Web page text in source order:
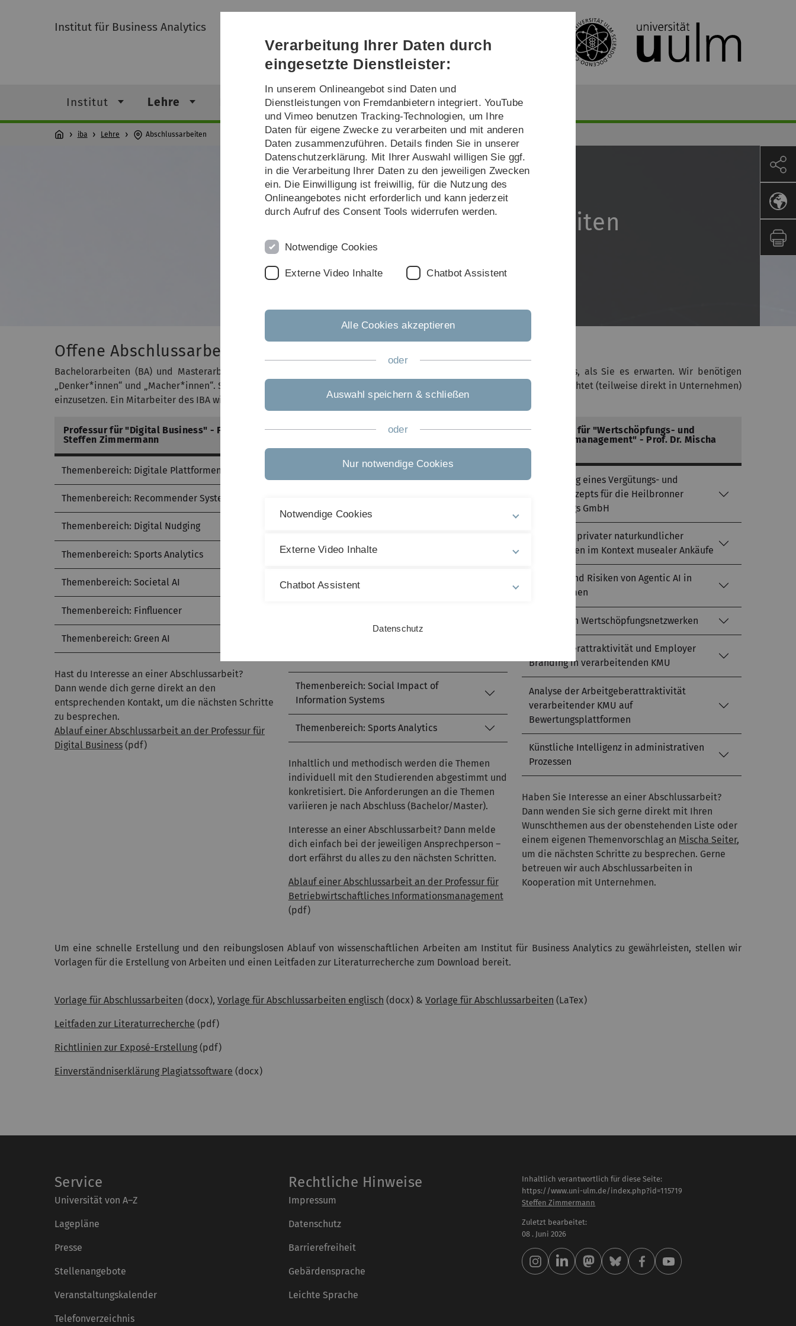
Direkt
Direkt
Direkt
(Sprache,
Drucken,
Social
Direkt
Direkt
Institut für Business Analytics
Institut Lehre Forschung Transfer
iba Lehre Abschlussarbeiten
Abschluss­arbeiten
Offene Abschlussarbeiten am Institut für Business Analytics
Bachelorarbeiten (BA) und Masterarbeiten (MA) in Kooperation mit dem Institut für Business Analytics sind anders, als Sie es erwarten. Wir benötigen
„Denker*innen“ und „Macher*innen“. Sie erhalten die Möglichkeit, Ihr erlerntes Wissen und erprobte Techniken zielgerichtet (teilweise direkt in Unternehmen)
einzusetzen. Ein Mitarbeiter des IBA wird Sie fachlich und methodisch begleiten.
Professur für "Digital Business" - Prof. Dr.
Steffen Zimmermann
Themenbereich: Digitale Plattformen
Themenbereich: Recommender Systeme
Themenbereich: Digital Nudging
Themenbereich: Sports Analytics
Themenbereich: Societal AI
Themenbereich: Finfluencer
Themenbereich: Green AI
Hast du Interesse an einer Abschlussarbeit?
Dann wende dich gerne direkt an den
entsprechenden Kontakt, um die nächsten Schritte
zu besprechen.
Ablauf einer Abschlussarbeit an der Professur für
Digital Business (pdf)
Péter-Horváth-Stiftungsprofessur für
Informationsmanagement" - Prof. Dr.
Mathias Klier
Themenbereich: Future Skills
Themenbereich: Social Impact of
Information Systems
Themenbereich: Sports Analytics
Inhaltlich und methodisch werden die Themen
individuell mit den Studierenden abgestimmt und
konkretisiert. Die Anforderungen an die Themen
variieren je nach Abschluss (Bachelor/Master).
Interesse an einer Abschlussarbeit? Dann melde
dich einfach bei der jeweiligen Ansprechperson –
dort erfährst du alles zu den nächsten Schritten.
Ablauf einer Abschlussarbeit an der Professur für
Betriebwirtschaftliches Informationsmanagement
(pdf)
Professur für "Wertschöpfungs- und
Netzwerkmanagement" - Prof. Dr. Mischa
Seiter
Entwicklung eines Vergütungs- und
Benefitkonzepts für die Heilbronner
Versorgungs GmbH
Bewertung privater naturkundlicher
Sammlungen im Kontext musealer Ankäufe
Chancen und Risiken von Agentic AI in
Unternehmen
Resilienz in Wertschöpfungsnetzwerken
Arbeitgeberattraktivität und Employer
Branding in verarbeitenden KMU
Analyse der Arbeitgeberattraktivität
verarbeitender KMU auf
Bewertungsplattformen
Künstliche Intelligenz in administrativen
Prozessen
Haben Sie Interesse an einer Abschlussarbeit?
Dann wenden Sie sich gerne direkt mit Ihren
Wunschthemen aus der obenstehenden Liste oder
einem eigenen Themenvorschlag an Mischa Seiter,
um die nächsten Schritte zu besprechen. Gerne
betreuen wir auch Abschlussarbeiten in
Kooperation mit Unternehmen.
Um eine schnelle Erstellung und den reibungslosen Ablauf von wissenschaftlichen Arbeiten am Institut für Business Analytics zu gewährleisten, stellen wir
Vorlagen für die Erstellung von Arbeiten und einen Leitfaden zur Literaturrecherche zum Download bereit.
Vorlage für Abschlussarbeiten (docx), Vorlage für Abschlussarbeiten englisch (docx) & Vorlage für Abschlussarbeiten (LaTex)
Leitfaden zur Literaturrecherche (pdf)
Richtlinien zur Exposé-Erstellung (pdf)
Einverständniserklärung Plagiatssoftware (docx)
Service
Universität von A–Z
Lagepläne
Presse
Stellenangebote
Veranstaltungskalender
Telefonverzeichnis
Rechtliche Hinweise
Impressum
Datenschutz
Barrierefreiheit
Gebärdensprache
Leichte Sprache
Inhaltlich verantwortlich für diese Seite:
https://www.uni-ulm.de/index.php?id=115719
Steffen Zimmermann
Zuletzt bearbeitet:
08 . Juni 2026
Verarbeitung Ihrer Daten durch
eingesetzte Dienstleister:
In unserem Onlineangebot sind Daten und
Dienstleistungen von Fremdanbietern integriert. YouTube
und Vimeo benutzen Tracking-Technologien, um Ihre
Daten für eigene Zwecke zu verarbeiten und mit anderen
Daten zusammenzuführen. Details finden Sie in unserer
Datenschutzerklärung. Mit Ihrer Auswahl willigen Sie ggf.
in die Verarbeitung Ihrer Daten zu den jeweiligen Zwecken
ein. Die Einwilligung ist freiwillig, für die Nutzung des
Onlineangebotes nicht erforderlich und kann jederzeit
durch Aufruf des Consent Tools widerrufen werden.
Notwendige Cookies
Externe Video Inhalte Chatbot Assistent
Alle Cookies akzeptieren
oder
Auswahl speichern & schließen
oder
Nur notwendige Cookies
Notwendige Cookies
Externe Video Inhalte
Chatbot Assistent
Datenschutz